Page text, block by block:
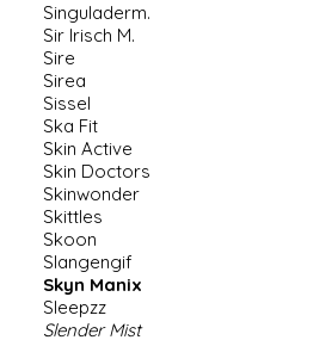
Singuladerm.
Sir Irisch M.
Sire
Sirea
Sissel
Ska Fit
Skin Active
Skin Doctors
Skinwonder
Skittles
Skoon
Slangengif
Skyn Manix
Sleepzz
Slender Mist